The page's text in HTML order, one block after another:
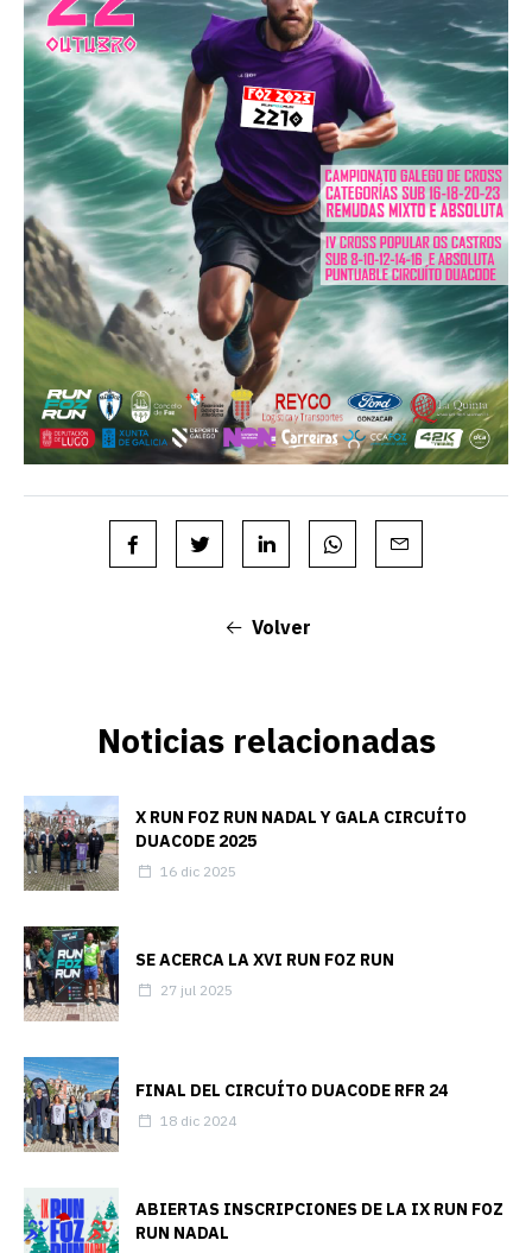
Volver
Noticias relacionadas
X RUN FOZ RUN NADAL Y GALA CIRCUÍTO
DUACODE 2025
16 dic 2025
SE ACERCA LA XVI RUN FOZ RUN
27 jul 2025
FINAL DEL CIRCUÍTO DUACODE RFR 24
18 dic 2024
ABIERTAS INSCRIPCIONES DE LA IX RUN FOZ
RUN NADAL